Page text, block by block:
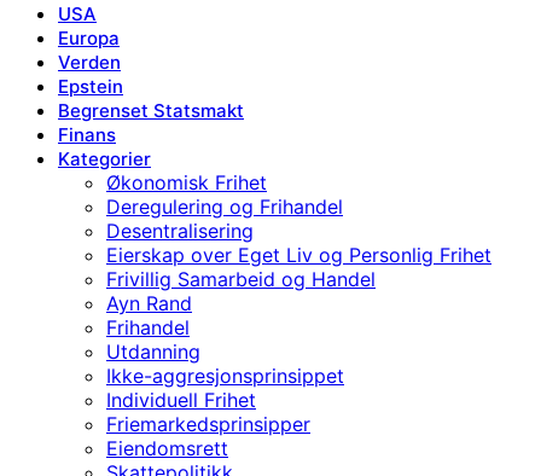
USA
Europa
Verden
Epstein
Begrenset Statsmakt
Finans
Kategorier
Økonomisk Frihet
Deregulering og Frihandel
Desentralisering
Eierskap over Eget Liv og Personlig Frihet
Frivillig Samarbeid og Handel
Ayn Rand
Frihandel
Utdanning
Ikke-aggresjonsprinsippet
Individuell Frihet
Friemarkedsprinsipper
Eiendomsrett